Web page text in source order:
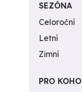
SEZÓNA
Celoroční
Letní
Zimní
PRO KOHO